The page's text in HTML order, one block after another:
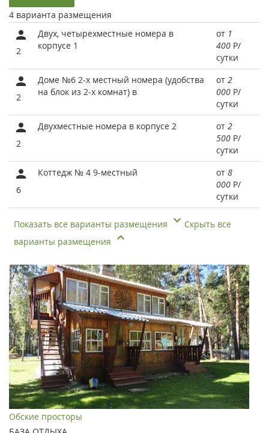
4 варианта размещения
2
Двух, четырехместные номера в
корпусе 1
от 1
400 Р/
сутки
2
Доме №6 2-х местный номера (удобства
на блок из 2-х комнат) в
от 2
000 Р/
сутки
2
Двухместные номера в корпусе 2 от 2
500 Р/
сутки
6
Коттедж № 4 9-местный от 8
000 Р/
сутки
Показать все варианты размещения
Скрыть все
варианты размещения
Обские просторы